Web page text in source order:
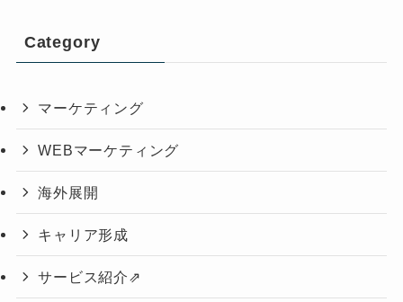
Category
マーケティング
WEBマーケティング
海外展開
キャリア形成
サービス紹介⇗